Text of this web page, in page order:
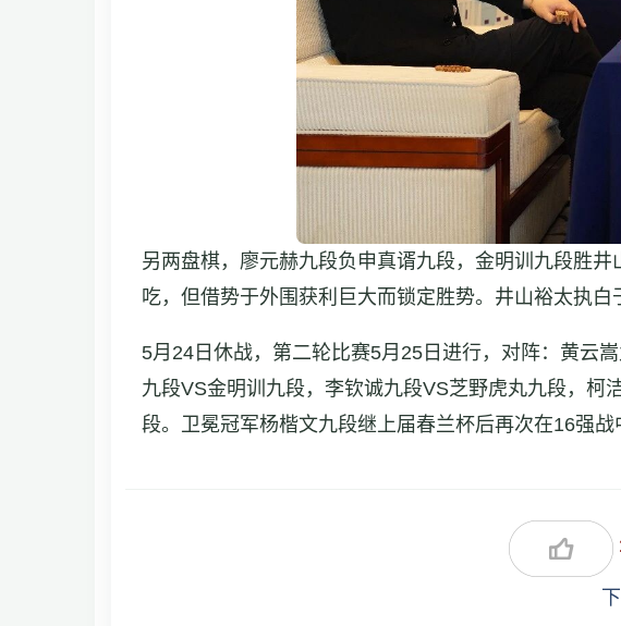
另两盘棋，廖元赫九段负申真谞九段，金明训九段胜
吃，但借势于外围获利巨大而锁定胜势。井山裕太执
5月24日休战，第二轮比赛5月25日进行，对阵：黄云
九段VS金明训九段，李钦诚九段VS芝野虎丸九段，
段。卫冕冠军杨楷文九段继上届春兰杯后再次在16强战